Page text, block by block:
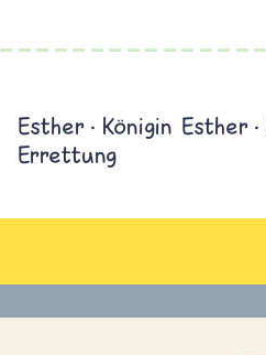
Esther Königin Esther
Errettung